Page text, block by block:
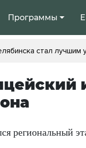
Программы
стал лучшим
региональный